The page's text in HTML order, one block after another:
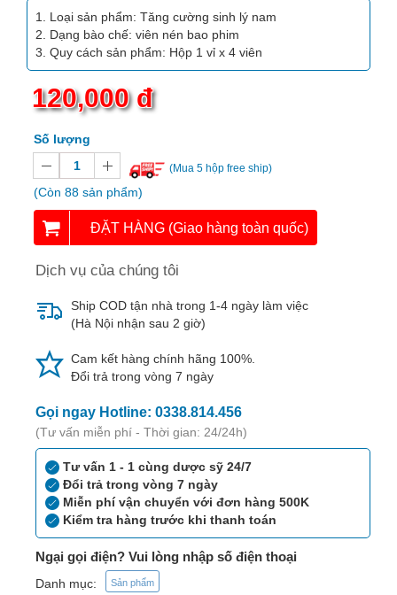
Vitamin,
Khoáng
chất
giảm
Thuốc
tăng
cân
kinh
Tim
mạch
Gan,
Thận,
hóa
xương,
Khớp
Kháng
sinh,
Loại sản phẩm: Tăng cường sinh lý nam
Dạng bào chế: viên nén bao phim
Quy cách sản phẩm: Hộp 1 vỉ x 4 viên
120,000 đ
Số lượng
(Mua 5 hộp free ship)
(Còn 88 sản phẩm)
ĐẶT HÀNG (Giao hàng toàn quốc)
Dịch vụ của chúng tôi
Ship COD tận nhà trong 1-4 ngày làm việc
(Hà Nội nhận sau 2 giờ)
Cam kết hàng chính hãng 100%.
Đổi trả trong vòng 7 ngày
Gọi ngay Hotline: 0338.814.456
(Tư vấn miễn phí - Thời gian: 24/24h)
Tư vấn 1 - 1 cùng dược sỹ 24/7
Đổi trả trong vòng 7 ngày
Miễn phí vận chuyển với đơn hàng 500K
Kiểm tra hàng trước khi thanh toán
Ngại gọi điện? Vui lòng nhập số điện thoại
Danh mục: Sản phẩm